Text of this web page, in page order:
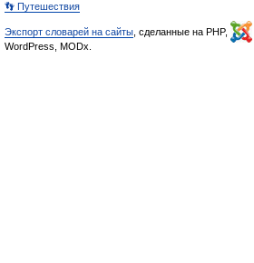
👣 Путешествия
Экспорт словарей на сайты , сделанные на PHP,
WordPress, MODx.